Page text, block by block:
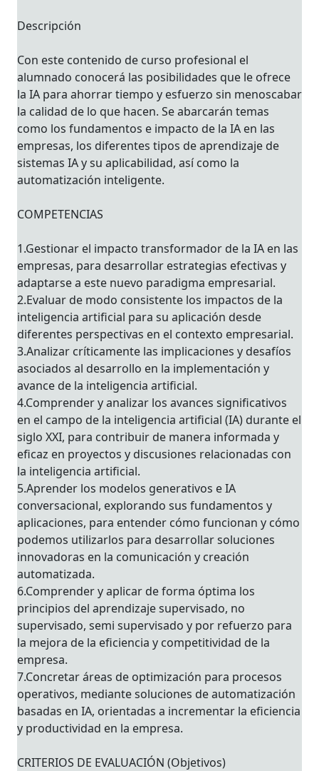
Descripción
Con este contenido de curso profesional el
alumnado conocerá las posibilidades que le ofrece
la IA para ahorrar tiempo y esfuerzo sin menoscabar
la calidad de lo que hacen. Se abarcarán temas
como los fundamentos e impacto de la IA en las
empresas, los diferentes tipos de aprendizaje de
sistemas IA y su aplicabilidad, así como la
automatización inteligente.
COMPETENCIAS
1.Gestionar el impacto transformador de la IA en las
empresas, para desarrollar estrategias efectivas y
adaptarse a este nuevo paradigma empresarial.
2.Evaluar de modo consistente los impactos de la
inteligencia artificial para su aplicación desde
diferentes perspectivas en el contexto empresarial.
3.Analizar críticamente las implicaciones y desafíos
asociados al desarrollo en la implementación y
avance de la inteligencia artificial.
4.Comprender y analizar los avances significativos
en el campo de la inteligencia artificial (IA) durante el
siglo XXI, para contribuir de manera informada y
eficaz en proyectos y discusiones relacionadas con
la inteligencia artificial.
5.Aprender los modelos generativos e IA
conversacional, explorando sus fundamentos y
aplicaciones, para entender cómo funcionan y cómo
podemos utilizarlos para desarrollar soluciones
innovadoras en la comunicación y creación
automatizada.
6.Comprender y aplicar de forma óptima los
principios del aprendizaje supervisado, no
supervisado, semi supervisado y por refuerzo para
la mejora de la eficiencia y competitividad de la
empresa.
7.Concretar áreas de optimización para procesos
operativos, mediante soluciones de automatización
basadas en IA, orientadas a incrementar la eficiencia
y productividad en la empresa.
CRITERIOS DE EVALUACIÓN (Objetivos)